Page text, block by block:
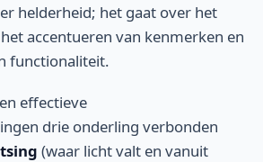
helderheid; het gaat over het
accentueren van kenmerken en
functionaliteit.
effectieve
drie onderling verbonden
(waar licht valt en vanuit